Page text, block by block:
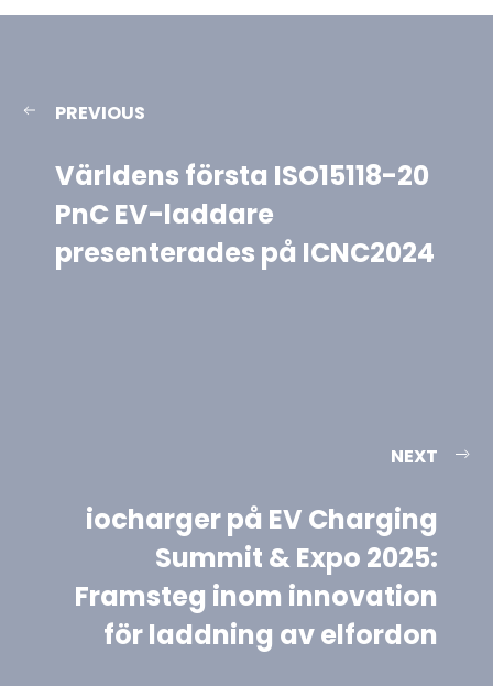
PREVIOUS
Världens första ISO15118-20
PnC EV-laddare
presenterades på ICNC2024
NEXT
iocharger på EV Charging
Summit & Expo 2025:
Framsteg inom innovation
för laddning av elfordon